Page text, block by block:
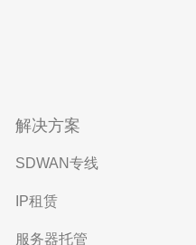
解决方案
SDWAN专线
IP租赁
服务器托管